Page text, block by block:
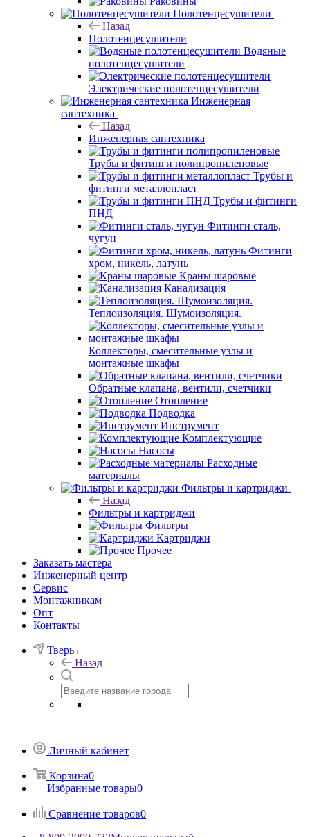
Полотенцесушители
Назад
Полотенцесушители
Водяные
полотенцесушители
Электрические полотенцесушители
Инженерная
сантехника
Назад
Инженерная сантехника
Трубы и фитинги полипропиленовые
Трубы и
фитинги металлопласт
Трубы и фитинги
ПНД
Фитинги сталь,
чугун
Фитинги
хром, никель, латунь
Краны шаровые
Канализация
Теплоизоляция. Шумоизоляция.
Коллекторы, смесительные узлы и
монтажные шкафы
Обратные клапана, вентили, счетчики
Отопление
Подводка
Инструмент
Комплектующие
Насосы
Расходные
материалы
Фильтры и картриджи
Назад
Фильтры и картриджи
Фильтры
Картриджи
Прочее
Заказать мастера
Инженерный центр
Сервис
Монтажникам
Опт
Контакты
Тверь
Назад
Личный кабинет
Корзина0
Избранные товары0
Сравнение товаров0